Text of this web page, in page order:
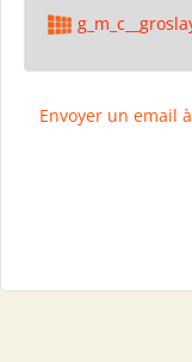
Envoyer un email